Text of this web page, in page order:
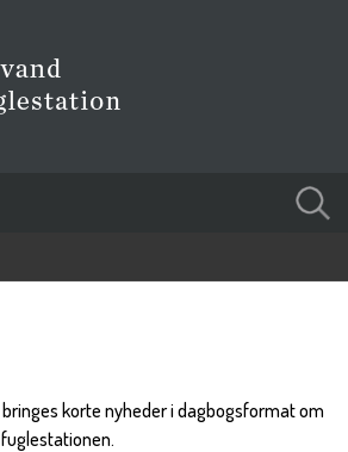
korte nyheder i dagbogsformat om